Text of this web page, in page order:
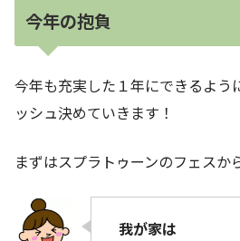
今年の抱負
今年も充実した１年にできるよう
ッシュ決めていきます！
まずはスプラトゥーンのフェスか
我が家は